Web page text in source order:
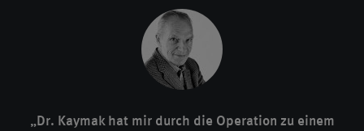
„Dr. Kaymak hat mir durch die Operation zu einem